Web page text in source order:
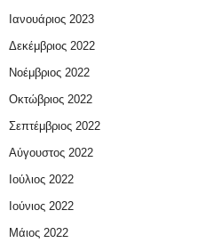
Ιανουάριος 2023
Δεκέμβριος 2022
Νοέμβριος 2022
Οκτώβριος 2022
Σεπτέμβριος 2022
Αύγουστος 2022
Ιούλιος 2022
Ιούνιος 2022
Μάιος 2022